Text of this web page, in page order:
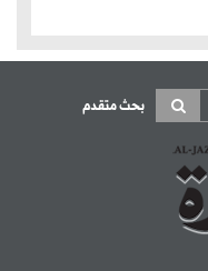
بحث متقدم